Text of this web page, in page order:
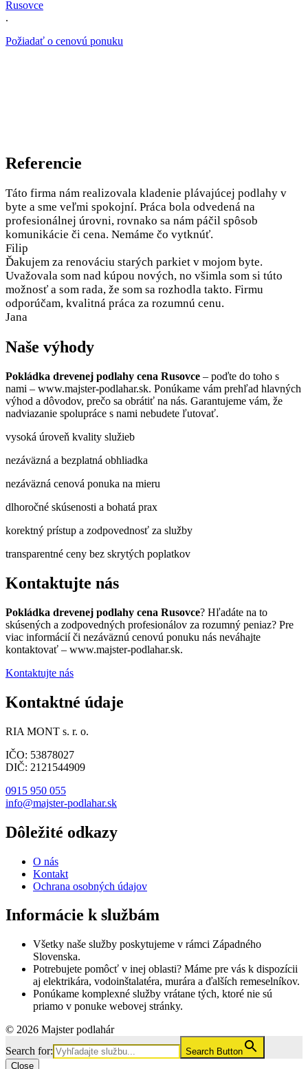
Rusovce
.
Požiadať o cenovú ponuku
Referencie
Táto firma nám realizovala kladenie plávajúcej podlahy v
byte a sme veľmi spokojní. Práca bola odvedená na
profesionálnej úrovni, rovnako sa nám páčil spôsob
komunikácie či cena. Nemáme čo vytknúť.
Filip
Ďakujem za renováciu starých parkiet v mojom byte.
Uvažovala som nad kúpou nových, no všimla som si túto
možnosť a som rada, že som sa rozhodla takto. Firmu
odporúčam, kvalitná práca za rozumnú cenu.
Jana
Naše výhody
Pokládka drevenej podlahy cena Rusovce – poďte do toho s
nami – www.majster-podlahar.sk. Ponúkame vám prehľad hlavných
výhod a dôvodov, prečo sa obrátiť na nás. Garantujeme vám, že
nadviazanie spolupráce s nami nebudete ľutovať.
vysoká úroveň kvality služieb
nezáväzná a bezplatná obhliadka
nezáväzná cenová ponuka na mieru
dlhoročné skúsenosti a bohatá prax
korektný prístup a zodpovednosť za služby
transparentné ceny bez skrytých poplatkov
Kontaktujte nás
Pokládka drevenej podlahy cena Rusovce? Hľadáte na to
skúsených a zodpovedných profesionálov za rozumný peniaz? Pre
viac informácií či nezáväznú cenovú ponuku nás neváhajte
kontaktovať – www.majster-podlahar.sk.
Kontaktujte nás
Kontaktné údaje
RIA MONT s. r. o.
IČO: 53878027
DIČ: 2121544909
0915 950 055
info@majster-podlahar.sk
Dôležité odkazy
O nás
Kontakt
Ochrana osobných údajov
Informácie k službám
Všetky naše služby poskytujeme v rámci Západného
Slovenska.
Potrebujete pomôcť v inej oblasti? Máme pre vás k dispozícii
aj elektrikára, vodoinštalatéra, murára a ďalších remeselníkov.
Ponúkame komplexné služby vrátane tých, ktoré nie sú
priamo v ponuke webovej stránky.
© 2026 Majster podlahár
Search for:
Search Button
Close